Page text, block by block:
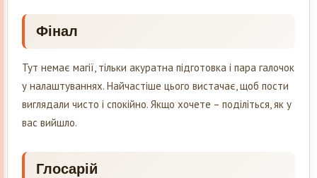
Фінал
Тут немає магії, тільки акуратна підготовка і пара галочок
у налаштуваннях. Найчастіше цього вистачає, щоб пости
виглядали чисто і спокійно. Якщо хочете – поділіться, як у
вас вийшло.
Глосарій